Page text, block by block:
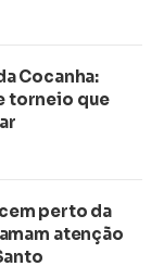
Cocanha:
torneio que
perto da
atenção